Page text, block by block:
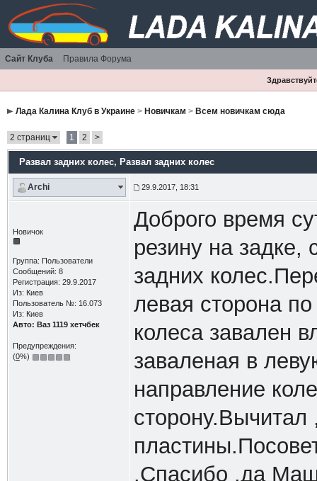
Сайт Клуба Правила Форума
Лада Калина Клуб в Украине> Новичкам > Всем новичкам сюда
2 страниц 1 2 >
Развал задних колес, Развал задних колес
Archi 29.9.2017, 18:31
Новичок
Группа: Пользователи
Сообщений: 8
Регистрация: 29.9.2017
Из: Киев
Пользователь №: 16.073
Из: Киев
Авто: Ваз 1119 хетчбек
Предупреждения:
(0%)
Доброго время
резину на задке,
задних
левая сторона
колеса завален
заваленая в
направление
сторону.Вычитал
.Спасибо ,да